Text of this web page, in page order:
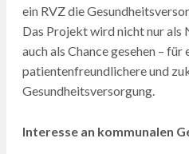
ein RVZ die
Das Projekt wird nicht nur als
auch als Chance gesehen – für
patientenfreundlichere und
Gesundheitsversorgung.
Interesse an kommunalen